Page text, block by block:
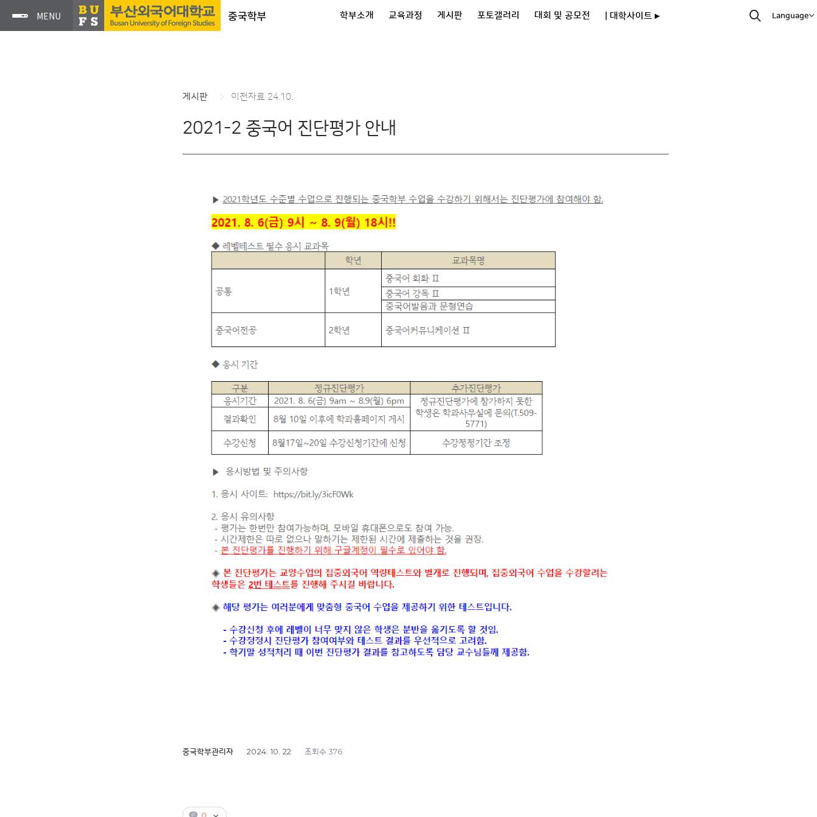
중국학부 학부소개 교육과정 게시판 포토갤러리 대회 및 공모전 | 대학사이트 ▸ Language
게시판 이전자료 24.10.
2021-2 중국어 진단평가 안내
중국학부관리자 2024. 10. 22 조회수 376